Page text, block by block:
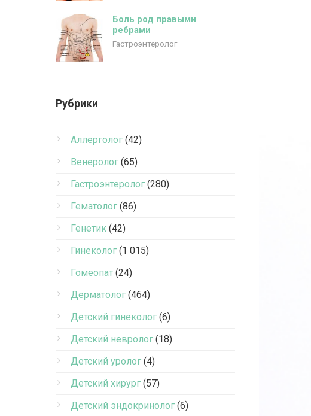
Боль род правыми
ребрами
Гастроэнтеролог
Рубрики
Аллерголог (42)
Венеролог (65)
Гастроэнтеролог (280)
Гематолог (86)
Генетик (42)
Гинеколог (1 015)
Гомеопат (24)
Дерматолог (464)
Детский гинеколог (6)
Детский невролог (18)
Детский уролог (4)
Детский хирург (57)
Детский эндокринолог (6)